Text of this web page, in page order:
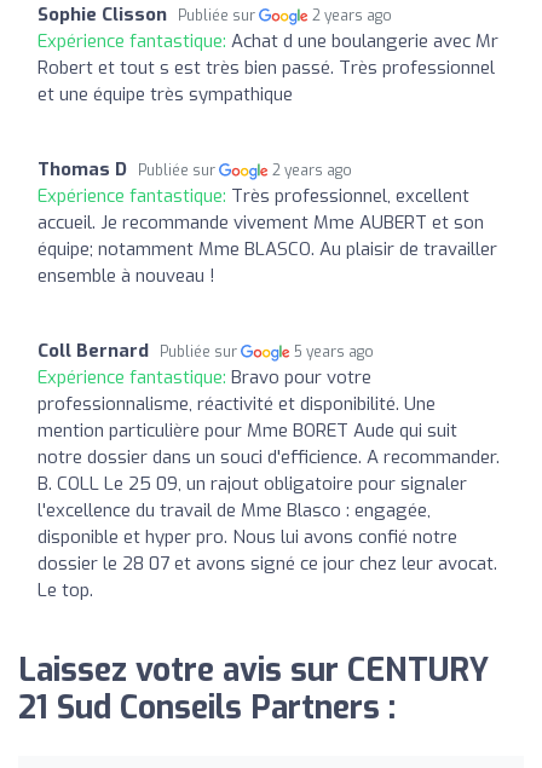
Sophie Clisson Publiée sur 2 years ago
Expérience fantastique: Achat d une boulangerie avec Mr
Robert et tout s est très bien passé. Très professionnel
et une équipe très sympathique
Thomas D Publiée sur 2 years ago
Expérience fantastique: Très professionnel, excellent
accueil. Je recommande vivement Mme AUBERT et son
équipe; notamment Mme BLASCO. Au plaisir de travailler
ensemble à nouveau !
Coll Bernard Publiée sur 5 years ago
Expérience fantastique: Bravo pour votre
professionnalisme, réactivité et disponibilité. Une
mention particulière pour Mme BORET Aude qui suit
notre dossier dans un souci d'efficience. A recommander.
B. COLL Le 25 09, un rajout obligatoire pour signaler
l'excellence du travail de Mme Blasco : engagée,
disponible et hyper pro. Nous lui avons confié notre
dossier le 28 07 et avons signé ce jour chez leur avocat.
Le top.
Laissez votre avis sur CENTURY
21 Sud Conseils Partners :